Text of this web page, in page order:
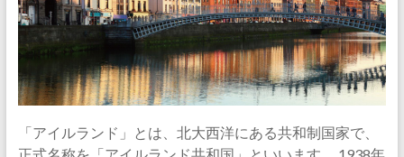
「アイルランド」とは、北大西洋にある共和制国家で、